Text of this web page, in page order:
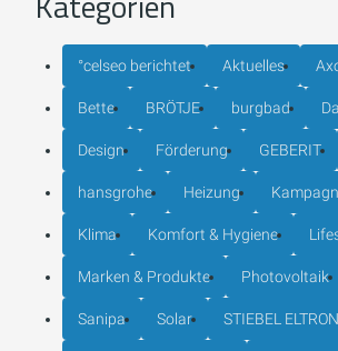
°celseo berichtet Aktuelles
Bette BRÖTJE burgbad
Design Förderung GEBERIT
hansgrohe Heizung
Klima Komfort & Hygiene
Marken & Produkte Photovoltaik
Sanipa Solar STIEBEL ELTRON